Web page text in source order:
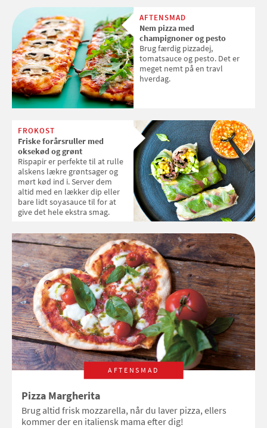
kørvel, der passer super godt
til de søde løg og rødbeder.
AFTENSMAD
Nem pizza med
champignoner og pesto
Brug færdig pizzadej,
tomatsauce og pesto. Det er
meget nemt på en travl
hverdag.
FROKOST
Friske forårsruller med
oksekød og grønt
Rispapir er perfekte til at rulle
alskens lækre grøntsager og
mørt kød ind i. Server dem
altid med en lækker dip eller
bare lidt soyasauce til for at
give det hele ekstra smag.
AFTENSMAD
Pizza Margherita
Brug altid frisk mozzarella, når du laver pizza, ellers
kommer der en italiensk mama efter dig!